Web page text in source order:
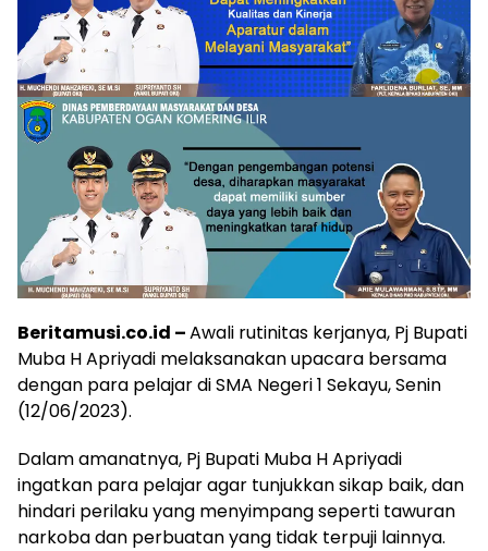
Beritamusi.co.id –Awali rutinitas kerjanya, Pj Bupati
Muba H Apriyadi melaksanakan upacara bersama
dengan para pelajar di SMA Negeri 1 Sekayu, Senin
(12/06/2023).
Dalam amanatnya, Pj Bupati Muba H Apriyadi
ingatkan para pelajar agar tunjukkan sikap baik, dan
hindari perilaku yang menyimpang seperti tawuran
narkoba dan perbuatan yang tidak terpuji lainnya.